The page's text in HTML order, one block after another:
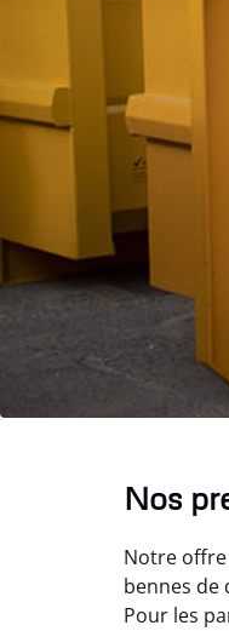
Nos
Notre offre
bennes de
Pour les